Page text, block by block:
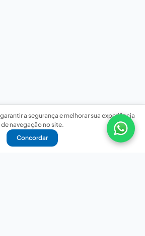
a segurança e melhorar sua experiência
de navegação no site.
Concordar